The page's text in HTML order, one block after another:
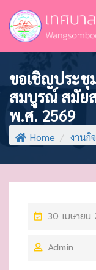
ขอเชิญประชุ
สมบูรณ์ สมัย
พ.ศ. 2569
Home / งานกิ
P
S
30 เมษายน
Admin